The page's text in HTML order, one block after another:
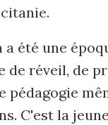
a été une
de réveil, de
pédagogie
C'est la